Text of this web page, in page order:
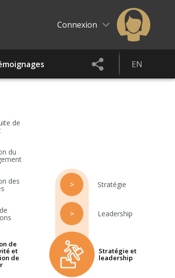
Connexion
EN
de
et
de
de
du
des
Stratégie et
leadership
> Stratégie
> Leadership